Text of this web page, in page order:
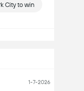
City to win
1-7-2026